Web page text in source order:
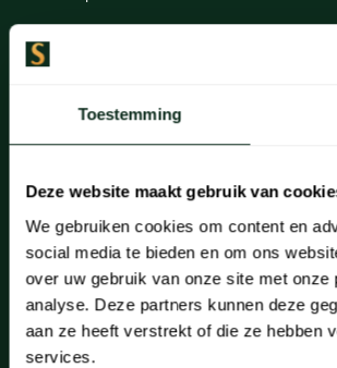
Toestemming
Deze website maakt gebruik van
We gebruiken cookies om content en
social media te bieden en om ons
over uw gebruik van onze site met
analyse. Deze partners kunnen deze
aan ze heeft verstrekt of die ze hebben
services.
Superdry
Tenson
Thomas Maine
Tommy Hilfiger
Tramarossa
UBR
Vanguard
Wellington of Billmore
Oegstgeest
Schulte Herenmode
Grote maten herenkleding
Paul & Shark specialist
VIP member